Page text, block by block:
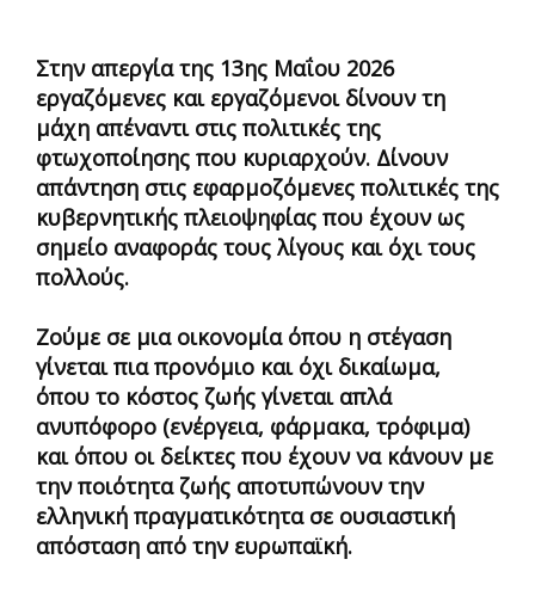
Στην απεργία της 13ης Μαΐου 2026
εργαζόμενες και εργαζόμενοι δίνουν τη
μάχη απέναντι στις πολιτικές της
φτωχοποίησης που κυριαρχούν. Δίνουν
απάντηση στις εφαρμοζόμενες πολιτικές της
κυβερνητικής πλειοψηφίας που έχουν ως
σημείο αναφοράς τους λίγους και όχι τους
πολλούς.
Ζούμε σε μια οικονομία όπου η στέγαση
γίνεται πια προνόμιο και όχι δικαίωμα,
όπου το κόστος ζωής γίνεται απλά
ανυπόφορο (ενέργεια, φάρμακα, τρόφιμα)
και όπου οι δείκτες που έχουν να κάνουν με
την ποιότητα ζωής αποτυπώνουν την
ελληνική πραγματικότητα σε ουσιαστική
απόσταση από την ευρωπαϊκή.